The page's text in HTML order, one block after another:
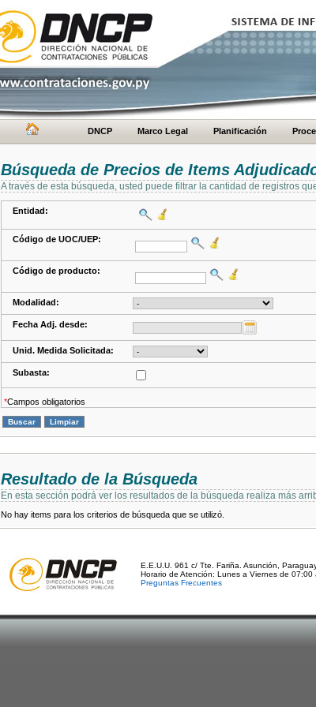
DNCP Marco Legal Planificación
Búsqueda de Precios de Items
A través de esta búsqueda, usted puede filtrar la cantidad de registros
Entidad:
Código de UOC/UEP:
Código de producto:
Modalidad:
Fecha Adj. desde:
Unid. Medida Solicitada:
Subasta:
*Campos obligatorios
Resultado de la Búsqueda
En esta sección podrá ver los resultados de la búsqueda realiza más
No hay items para los criterios de búsqueda que se utilizó.
E.E.U.U. 961 c/ Tte. Fariña. Asunción,
Horario de Atención: Lunes a Viernes de 07:00
Preguntas Frecuentes